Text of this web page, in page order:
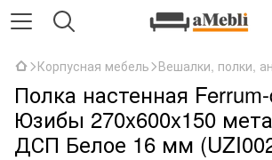
Корпусная мебель Вешалки, полки,
Полка настенная
Юзибы 270x600x150
ДСП Белое 16 мм